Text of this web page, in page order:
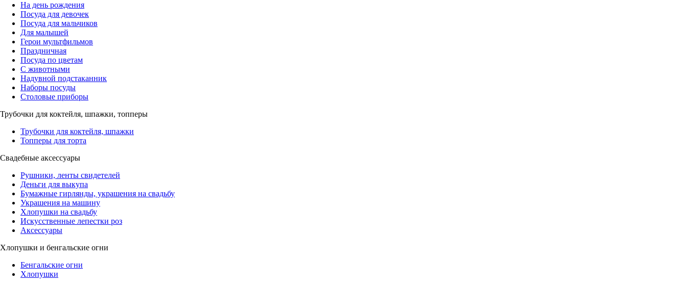
На день рождения
Посуда для девочек
Посуда для мальчиков
Для малышей
Герои мультфильмов
Праздничная
Посуда по цветам
С животными
Надувной подстаканник
Наборы посуды
Столовые приборы
Трубочки для коктейля, шпажки, топперы
Трубочки для коктейля, шпажки
Топперы для торта
Свадебные аксессуары
Рушники, ленты свидетелей
Деньги для выкупа
Бумажные гирлянды, украшения на свадьбу
Украшения на машину
Хлопушки на свадьбу
Искусственные лепестки роз
Аксессуары
Хлопушки и бенгальские огни
Бенгальские огни
Хлопушки